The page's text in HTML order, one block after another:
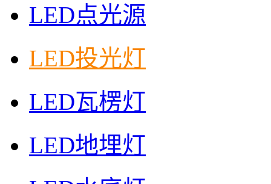
LED点光源
LED投光灯
LED瓦楞灯
LED地埋灯